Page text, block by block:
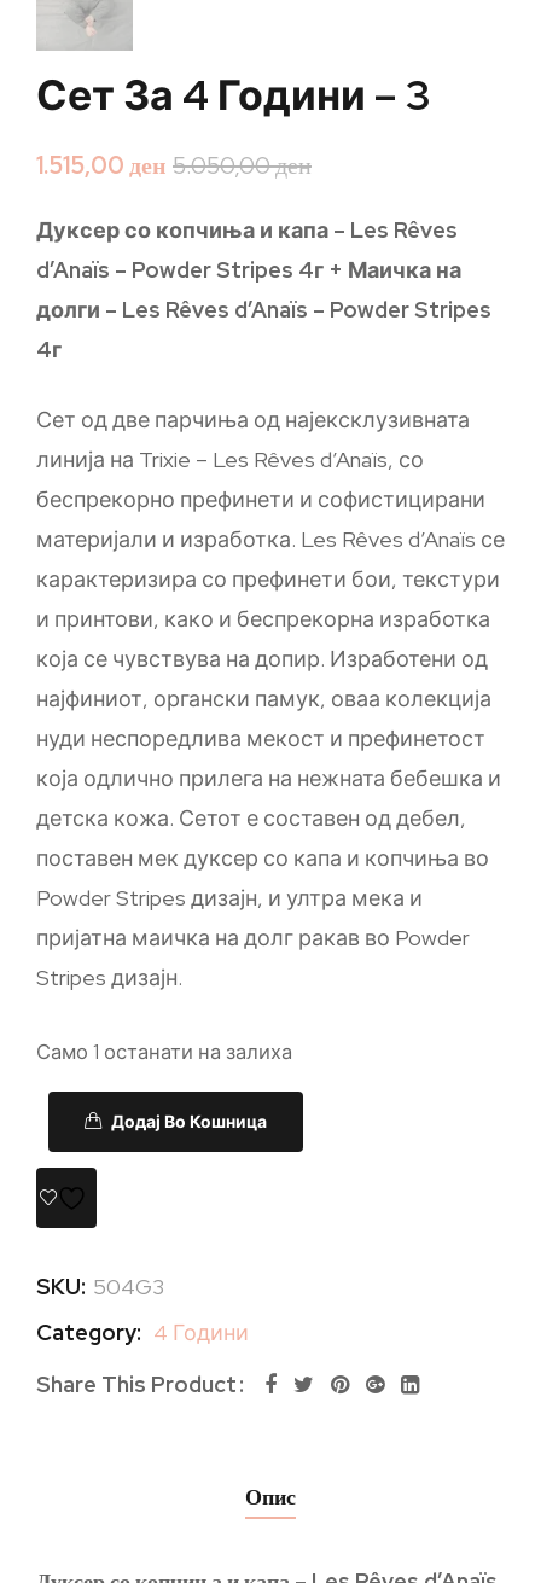
Сет За 4 Години – 3
5.050,00ден
1.515,00ден
Дуксер со копчиња и капа – Les Rêves
d’Anaïs – Powder Stripes 4г + Маичка на
долги – Les Rêves d’Anaïs – Powder Stripes
4г
Сет од две парчиња од најексклузивната
линија на Trixie – Les Rêves d’Anaïs, со
беспрекорно префинети и софистицирани
материјали и изработка. Les Rêves d’Anaïs се
карактеризира со префинети бои, текстури
и принтови, како и беспрекорна изработка
која се чувствува на допир. Изработени од
најфиниот, органски памук, оваа колекција
нуди неспоредлива мекост и префинетост
која одлично прилега на нежната бебешка и
детска кожа. Сетот е составен од дебел,
поставен мек дуксер со капа и копчиња во
Powder Stripes дизајн, и ултра мека и
пријатна маичка на долг ракав во Powder
Stripes дизајн.
Само 1 останати на залиха
Додај Во Кошница
SKU: 504G3
Category: 4 Години
Share This Product
Опис